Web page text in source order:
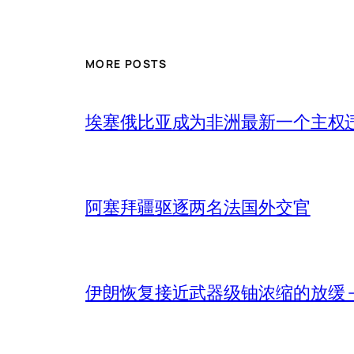
MORE POSTS
埃塞俄比亚成为非洲最新一个主权
阿塞拜疆驱逐两名法国外交官
伊朗恢复接近武器级铀浓缩的放缓